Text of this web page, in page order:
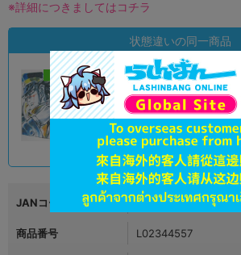
※詳細につきましてはコチラ
状態違いの同一商品
新入荷 状態 : B
イオンモール旭川駅前店
在庫あり 11,900円 税込
新入荷
JANコード 4988102670702
商品番号 L02344557